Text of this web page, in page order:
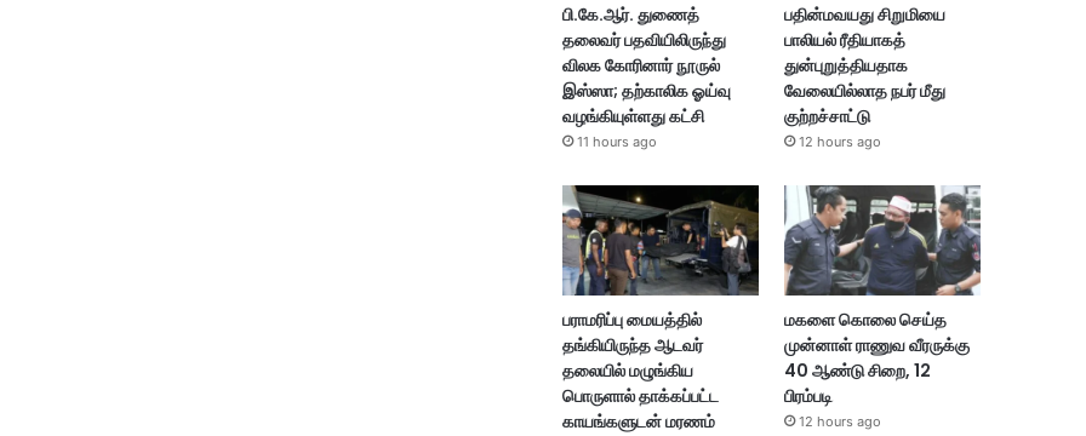
பி.கே.ஆர். துணைத்
தலைவர் பதவியிலிருந்து
விலக கோரினார் நூருல்
இஸ்ஸா; தற்காலிக ஓய்வு
வழங்கியுள்ளது கட்சி
11 hours ago
பதின்மவயது சிறுமியை
பாலியல் ரீதியாகத்
துன்புறுத்தியதாக
வேலையில்லாத நபர் மீது
குற்றச்சாட்டு
12 hours ago
பராமரிப்பு மையத்தில்
தங்கியிருந்த ஆடவர்
தலையில் மழுங்கிய
பொருளால் தாக்கப்பட்ட
காயங்களுடன் மரணம்
மகளை கொலை செய்த
முன்னாள் ராணுவ வீரருக்கு
40 ஆண்டு சிறை, 12
பிரம்படி
12 hours ago